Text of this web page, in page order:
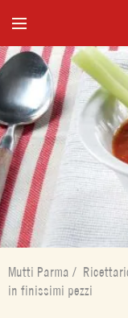
Mutti Parma /
in finissimi pezzi